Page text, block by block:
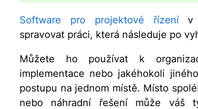
Software pro projektové řízenív
spravovat práci, která následuje po
Můžete ho používat k
implementace nebo jakéhokoli
postupu na jednom místě. Místo
nebo náhradní řešení může váš